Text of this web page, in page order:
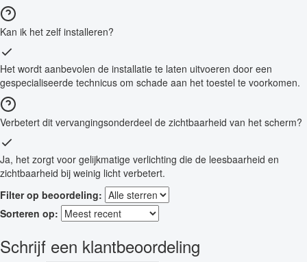
Kan ik het zelf installeren?
Het wordt aanbevolen de installatie te laten uitvoeren door een
gespecialiseerde technicus om schade aan het toestel te voorkomen.
Verbetert dit vervangingsonderdeel de zichtbaarheid van het scherm?
Ja, het zorgt voor gelijkmatige verlichting die de leesbaarheid en
zichtbaarheid bij weinig licht verbetert.
Filter op beoordeling:
Sorteren op:
Schrijf een klantbeoordeling